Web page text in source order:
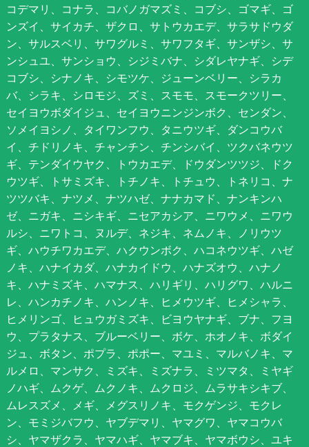
コデマリ、コナラ、コバノガマズミ、コブシ、ゴマギ、ゴ
ンズイ、サイカチ、ザクロ、サトウカエデ、サラサドウダ
ン、サルスベリ、サワグルミ、サワフタギ、サンザシ、サ
ンシュユ、サンショウ、シジミバナ、シダレヤナギ、シデ
コブシ、シナノキ、シモツケ、ジューンベリー、シラカ
バ、シラキ、シロモジ、ズミ、スモモ、スモークツリー、
セイヨウボダイジュ、セイヨウニンジンボク、センダン、
ソメイヨシノ、タイワンフウ、タニウツギ、ダンコウバ
イ、チドリノキ、チャンチン、チンシバイ、ツクバネウツ
ギ、テンダイウヤク、トウカエデ、ドウダンツツジ、ドク
ウツギ、トサミズキ、トチノキ、トチュウ、トネリコ、ナ
ツツバキ、ナツメ、ナツハゼ、ナナカマド、ナンキンハ
ゼ、ニガキ、ニシキギ、ニセアカシア、ニワウメ、ニワウ
ルシ、ニワトコ、ヌルデ、ネジキ、ネムノキ、ノリウツ
ギ、ハウチワカエデ、ハクウンボク、ハコネウツギ、ハゼ
ノキ、ハナイカダ、ハナカイドウ、ハナズオウ、ハナノ
キ、ハナミズキ、ハマナス、ハリギリ、ハリグワ、ハルニ
レ、ハンカチノキ、ハンノキ、ヒメウツギ、ヒメシャラ、
ヒメリンゴ、ヒュウガミズキ、ビヨウヤナギ、ブナ、フヨ
ウ、プラタナス、ブルーベリー、ボケ、ホオノキ、ボダイ
ジュ、ボタン、ポプラ、ポポー、マユミ、マルバノキ、マ
ルメロ、マンサク、ミズキ、ミズナラ、ミツマタ、ミヤギ
ノハギ、ムクゲ、ムクノキ、ムクロジ、ムラサキシキブ、
ムレスズメ、メギ、メグスリノキ、モクゲンジ、モクレ
ン、モミジバフウ、ヤブデマリ、ヤマグワ、ヤマコウバ
シ、ヤマザクラ、ヤマハギ、ヤマブキ、ヤマボウシ、ユキ